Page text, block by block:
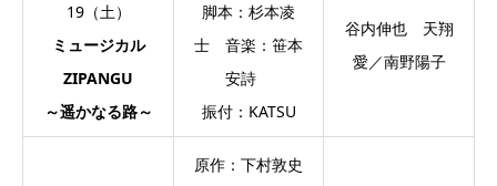
19（土）
ミュージカル
ZIPANGU
～遥かなる路～
脚本：杉本凌
士 音楽：笹本
安詩
振付：KATSU
谷内伸也 天翔
愛／南野陽子
原作：下村敦史